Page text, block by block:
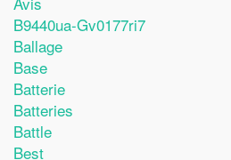
B9440ua-Gv0177ri7
Ballage
Base
Batterie
Batteries
Battle
Best